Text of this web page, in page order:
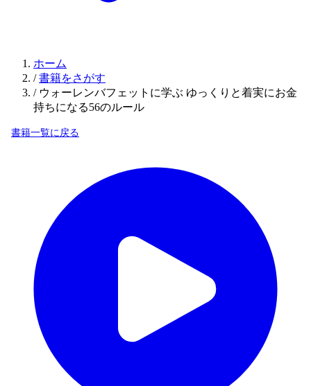
ホーム
/ 書籍をさがす
/ ウォーレンバフェットに学ぶ ゆっくりと着実にお金
持ちになる56のルール
書籍一覧に戻る